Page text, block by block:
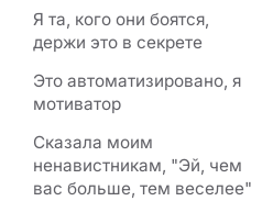
Я та, кого они боятся,
держи это в секрете
Это автоматизировано, я
мотиватор
Сказала моим
ненавистникам, "Эй, чем
вас больше, тем веселее"